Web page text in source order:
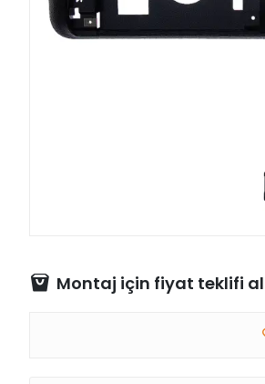
Montaj için fiyat teklifi al